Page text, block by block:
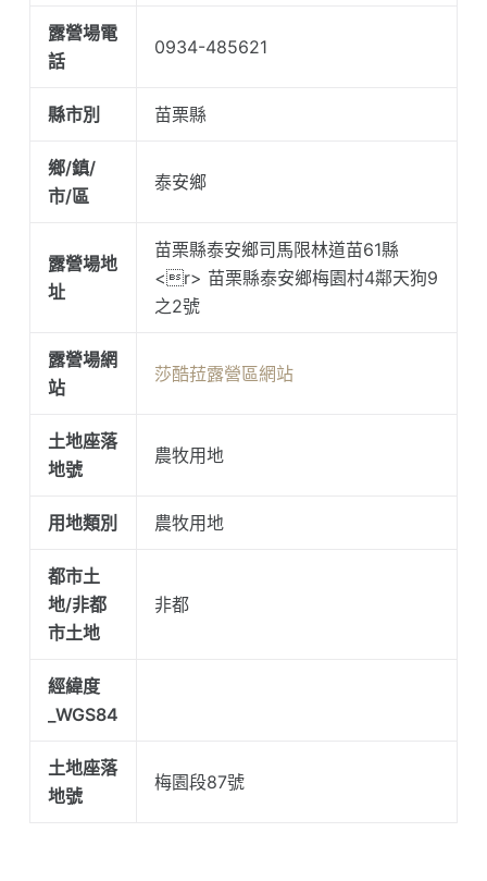
露營場電
話
0934-485621
縣市別 苗栗縣
鄉/鎮/
市/區
泰安鄉
露營場地
址
苗栗縣泰安鄉司馬限林道苗61縣
<r> 苗栗縣泰安鄉梅園村4鄰天狗9
之2號
露營場網
站
莎酷菈露營區網站
土地座落
地號
農牧用地
用地類別 農牧用地
都市土
地/非都
市土地
非都
經緯度
_WGS84
土地座落
地號
梅園段87號